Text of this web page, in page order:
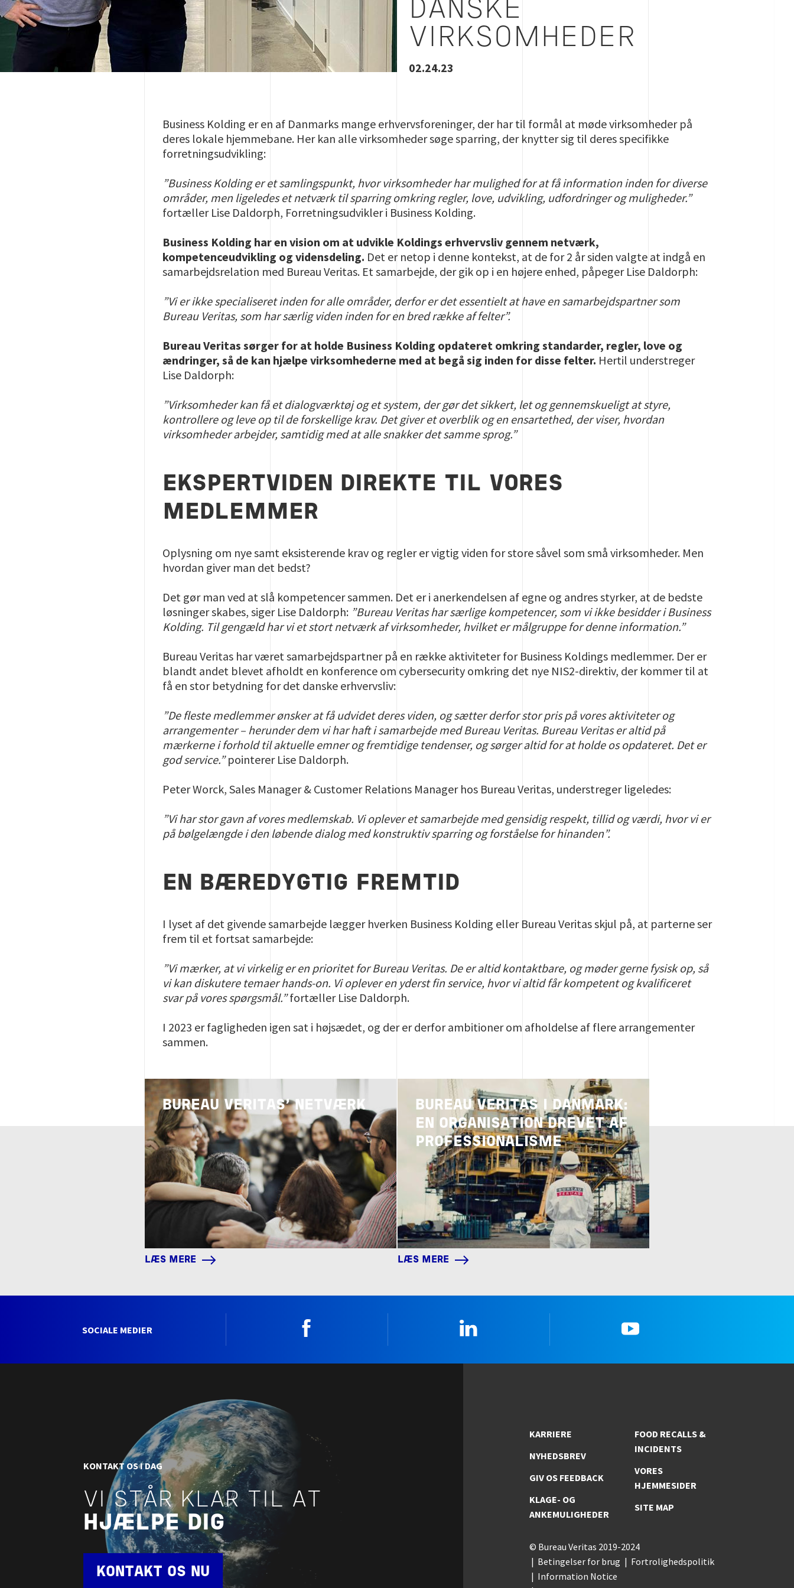
DANSKE
VIRKSOMHEDER
02.24.23
Business Kolding er en af Danmarks mange erhvervsforeninger, der har til formål at møde virksomheder på
deres lokale hjemmebane. Her kan alle virksomheder søge sparring, der knytter sig til deres specifikke
forretningsudvikling:
”Business Kolding er et samlingspunkt, hvor virksomheder har mulighed for at få information inden for diverse
områder, men ligeledes et netværk til sparring omkring regler, love, udvikling, udfordringer og muligheder.”
fortæller Lise Daldorph, Forretningsudvikler i Business Kolding.
Business Kolding har en vision om at udvikle Koldings erhvervsliv gennem netværk,
kompetenceudvikling og vidensdeling. Det er netop i denne kontekst, at de for 2 år siden valgte at indgå en
samarbejdsrelation med Bureau Veritas. Et samarbejde, der gik op i en højere enhed, påpeger Lise Daldorph:
”Vi er ikke specialiseret inden for alle områder, derfor er det essentielt at have en samarbejdspartner som
Bureau Veritas, som har særlig viden inden for en bred række af felter”.
Bureau Veritas sørger for at holde Business Kolding opdateret omkring standarder, regler, love og
ændringer, så de kan hjælpe virksomhederne med at begå sig inden for disse felter. Hertil understreger
Lise Daldorph:
”Virksomheder kan få et dialogværktøj og et system, der gør det sikkert, let og gennemskueligt at styre,
kontrollere og leve op til de forskellige krav. Det giver et overblik og en ensartethed, der viser, hvordan
virksomheder arbejder, samtidig med at alle snakker det samme sprog.”
EKSPERTVIDEN DIREKTE TIL VORES
MEDLEMMER
Oplysning om nye samt eksisterende krav og regler er vigtig viden for store såvel som små virksomheder. Men
hvordan giver man det bedst?
Det gør man ved at slå kompetencer sammen. Det er i anerkendelsen af egne og andres styrker, at de bedste
løsninger skabes, siger Lise Daldorph: ”Bureau Veritas har særlige kompetencer, som vi ikke besidder i Business
Kolding. Til gengæld har vi et stort netværk af virksomheder, hvilket er målgruppe for denne information.”
Bureau Veritas har været samarbejdspartner på en række aktiviteter for Business Koldings medlemmer. Der er
blandt andet blevet afholdt en konference om cybersecurity omkring det nye NIS2-direktiv, der kommer til at
få en stor betydning for det danske erhvervsliv:
”De fleste medlemmer ønsker at få udvidet deres viden, og sætter derfor stor pris på vores aktiviteter og
arrangementer – herunder dem vi har haft i samarbejde med Bureau Veritas. Bureau Veritas er altid på
mærkerne i forhold til aktuelle emner og fremtidige tendenser, og sørger altid for at holde os opdateret. Det er
god service.”pointerer Lise Daldorph.
Peter Worck, Sales Manager & Customer Relations Manager hos Bureau Veritas, understreger ligeledes:
”Vi har stor gavn af vores medlemskab. Vi oplever et samarbejde med gensidig respekt, tillid og værdi, hvor vi er
på bølgelængde i den løbende dialog med konstruktiv sparring og forståelse for hinanden”.
EN BÆREDYGTIG FREMTID
I lyset af det givende samarbejde lægger hverken Business Kolding eller Bureau Veritas skjul på, at parterne ser
frem til et fortsat samarbejde:
”Vi mærker, at vi virkelig er en prioritet for Bureau Veritas. De er altid kontaktbare, og møder gerne fysisk op, så
vi kan diskutere temaer hands-on. Vi oplever en yderst fin service, hvor vi altid får kompetent og kvalificeret
svar på vores spørgsmål.”fortæller Lise Daldorph.
I 2023 er fagligheden igen sat i højsædet, og der er derfor ambitioner om afholdelse af flere arrangementer
sammen.
Image
BUREAU VERITAS' NETVÆRK
LÆS MERE
BUREAU VERITAS I DANMARK:
EN ORGANISATION DREVET AF
PROFESSIONALISME
LÆS MERE
SOCIALE MEDIER
KONTAKT OS I DAG
VI STÅR KLAR TIL AT
HJÆLPE DIG
KONTAKT OS NU
KARRIERE
NYHEDSBREV
GIV OS FEEDBACK
KLAGE- OG
ANKEMULIGHEDER
FOOD RECALLS &
INCIDENTS
VORES
HJEMMESIDER
SITE MAP
© Bureau Veritas 2019-2024
Betingelser for brug
Fortrolighedspolitik
Information Notice